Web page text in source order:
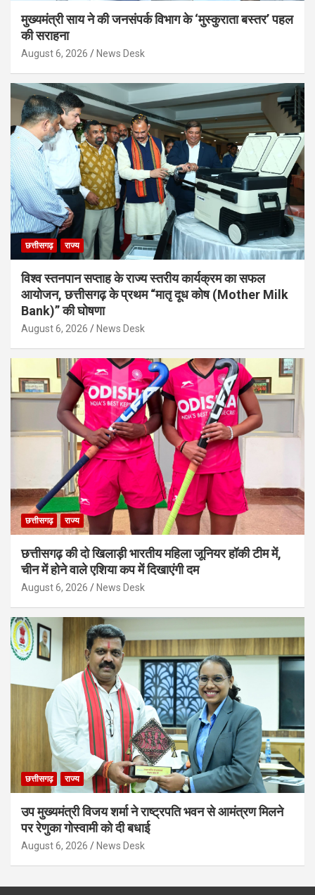
मुख्यमंत्री साय ने की जनसंपर्क विभाग के ‘मुस्कुराता बस्तर’ पहल
की सराहना
August 6, 2026 News Desk
छत्तीसगढ़ राज्य
विश्व स्तनपान सप्ताह के राज्य स्तरीय कार्यक्रम का सफल
आयोजन, छत्तीसगढ़ के प्रथम “मातृ दूध कोष (Mother Milk
Bank)” की घोषणा
August 6, 2026 News Desk
छत्तीसगढ़ राज्य
छत्तीसगढ़ की दो खिलाड़ी भारतीय महिला जूनियर हॉकी टीम में,
चीन में होने वाले एशिया कप में दिखाएंगी दम
August 6, 2026 News Desk
छत्तीसगढ़ राज्य
उप मुख्यमंत्री विजय शर्मा ने राष्ट्रपति भवन से आमंत्रण मिलने
पर रेणुका गोस्वामी को दी बधाई
August 6, 2026 News Desk